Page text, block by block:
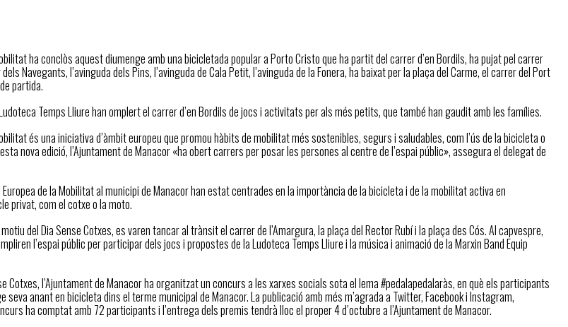
ha conclòs aquest diumenge amb una bicicletada popular a Porto Cristo que ha partit del carrer d’en Bordils, ha pujat pel carrer
Navegants, l’avinguda dels Pins, l’avinguda de Cala Petit, l’avinguda de la Fonera, ha baixat per la plaça del Carme, el carrer del Port
partida.
Temps Lliure han omplert el carrer d’en Bordils de jocs i activitats per als més petits, que també han gaudit amb les famílies.
és una iniciativa d’àmbit europeu que promou hàbits de mobilitat més sostenibles, segurs i saludables, com l’ús de la bicicleta o
nova edició, l’Ajuntament de Manacor «ha obert carrers per posar les persones al centre de l’espai públic», assegura el delegat de
de la Mobilitat al municipi de Manacor han estat centrades en la importància de la bicicleta i de la mobilitat activa en
privat, com el cotxe o la moto.
del Dia Sense Cotxes, es varen tancar al trànsit el carrer de l’Amargura, la plaça del Rector Rubí i la plaça des Cós. Al capvespre,
l’espai públic per participar dels jocs i propostes de la Ludoteca Temps Lliure i la música i animació de la Marxin Band Equip
Cotxes, l’Ajuntament de Manacor ha organitzat un concurs a les xarxes socials sota el lema #pedalapedalaràs, en què els participants
seva anant en bicicleta dins el terme municipal de Manacor. La publicació amb més m’agrada a Twitter, Facebook i Instagram,
ha comptat amb 72 participants i l’entrega dels premis tendrà lloc el proper 4 d’octubre a l’Ajuntament de Manacor.